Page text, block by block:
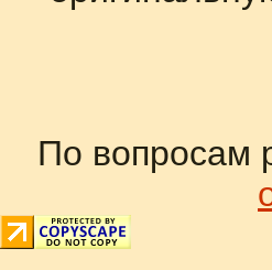
По вопросам